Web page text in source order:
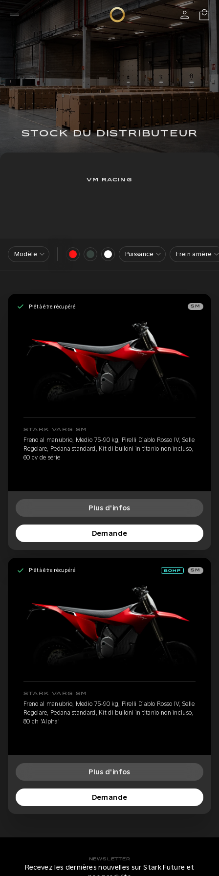
STOCK DU DISTRIBUTEUR
VM RACING
Modèle Puissance Frein arrière
Prêt à être récupéré SM
STARK VARG SM
Freno al manubrio, Medio 75-90 kg, Pirelli Diablo Rosso IV, Selle
Regolare, Pedana standard, Kit di bulloni in titanio non incluso,
60 cv de série
Plus d'infos
Demande
Prêt à être récupéré SM
STARK VARG SM
Freno al manubrio, Medio 75-90 kg, Pirelli Diablo Rosso IV, Selle
Regolare, Pedana standard, Kit di bulloni in titanio non incluso,
80 ch 'Alpha'
Plus d'infos
Demande
NEWSLETTER
Recevez les dernières nouvelles sur Stark Future et